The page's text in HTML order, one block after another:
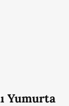
Yumurta